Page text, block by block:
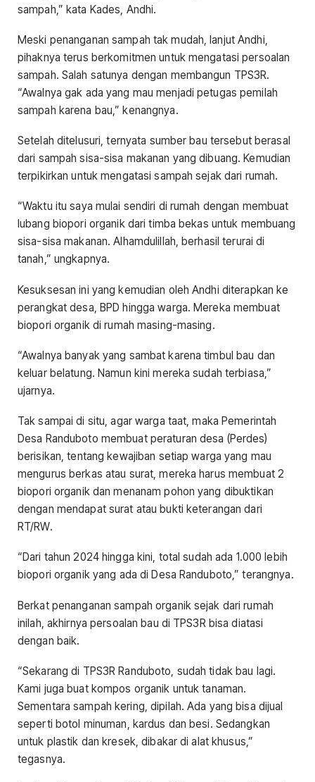
sampah,” kata Kades, Andhi.
Meski penanganan sampah tak mudah, lanjut Andhi,
pihaknya terus berkomitmen untuk mengatasi persoalan
sampah. Salah satunya dengan membangun TPS3R.
“Awalnya gak ada yang mau menjadi petugas pemilah
sampah karena bau,” kenangnya.
Setelah ditelusuri, ternyata sumber bau tersebut berasal
dari sampah sisa-sisa makanan yang dibuang. Kemudian
terpikirkan untuk mengatasi sampah sejak dari rumah.
“Waktu itu saya mulai sendiri di rumah dengan membuat
lubang biopori organik dari timba bekas untuk membuang
sisa-sisa makanan. Alhamdulillah, berhasil terurai di
tanah,” ungkapnya.
Kesuksesan ini yang kemudian oleh Andhi diterapkan ke
perangkat desa, BPD hingga warga. Mereka membuat
biopori organik di rumah masing-masing.
“Awalnya banyak yang sambat karena timbul bau dan
keluar belatung. Namun kini mereka sudah terbiasa,”
ujarnya.
Tak sampai di situ, agar warga taat, maka Pemerintah
Desa Randuboto membuat peraturan desa (Perdes)
berisikan, tentang kewajiban setiap warga yang mau
mengurus berkas atau surat, mereka harus membuat 2
biopori organik dan menanam pohon yang dibuktikan
dengan mendapat surat atau bukti keterangan dari
RT/RW.
“Dari tahun 2024 hingga kini, total sudah ada 1.000 lebih
biopori organik yang ada di Desa Randuboto,” terangnya.
Berkat penanganan sampah organik sejak dari rumah
inilah, akhirnya persoalan bau di TPS3R bisa diatasi
dengan baik.
“Sekarang di TPS3R Randuboto, sudah tidak bau lagi.
Kami juga buat kompos organik untuk tanaman.
Sementara sampah kering, dipilah. Ada yang bisa dijual
seperti botol minuman, kardus dan besi. Sedangkan
untuk plastik dan kresek, dibakar di alat khusus,”
tegasnya.